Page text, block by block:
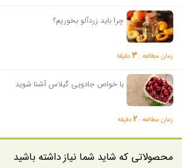
چرا باید زردآلو بخوریم؟
زمان مطالعه : 3دقیقه
با خواص جادویی گیلاس آشنا شوید
زمان مطالعه : 2دقیقه
محصولاتی که شاید شما نیاز داشته باشید